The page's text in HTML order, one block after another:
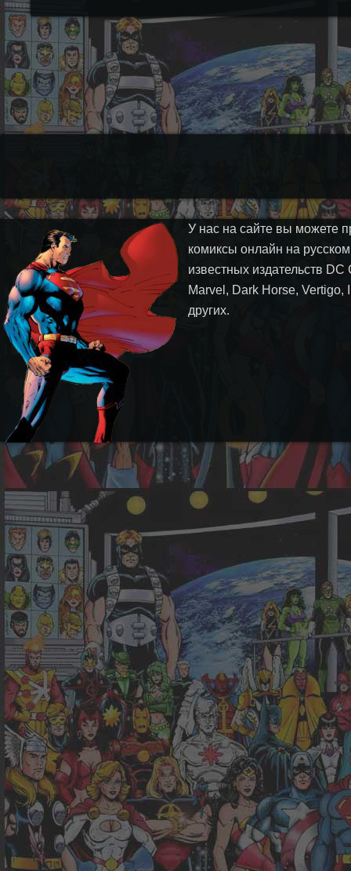
У нас на сайте вы можете
комиксы онлайн на
известных издательств DC
Marvel, Dark Horse, Vertigo,
других.